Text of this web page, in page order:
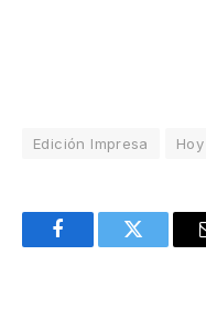
Edición Impresa Hoy
FacebookTwitter